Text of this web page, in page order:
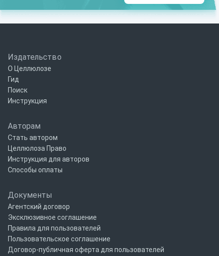
Издательство
О Целлюлозе
Гид
Поиск
Инструкция
Авторам
Стать автором
Целлюлоза Право
Инструкция для авторов
Способы оплаты
Документы
Агентский договор
Эксклюзивное соглашение
Правила для пользователей
Пользовательское соглашение
Договор-публичная оферта для пользователей